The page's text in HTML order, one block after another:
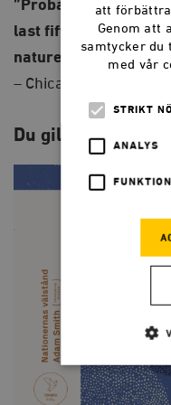
”Probably no single
last fifty years to
nature of urban life.”
– Chicago Tribune
Du gillar kanske
att
Genom att
samtycker du
med vår
STRIKT
ANALYS
Strikt